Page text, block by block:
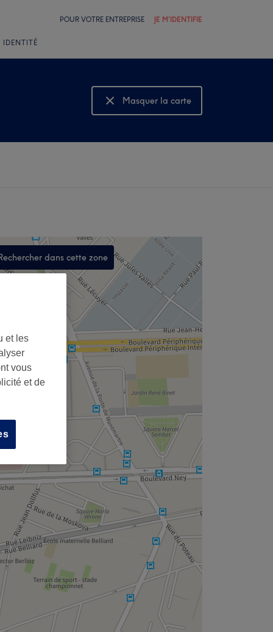
POUR VOTRE ENTREPRISE JE M'IDENTIFIE
IDENTITÉ
Masquer la carte
Montrer la carte
dans cette zone
,
et les
vous
et de